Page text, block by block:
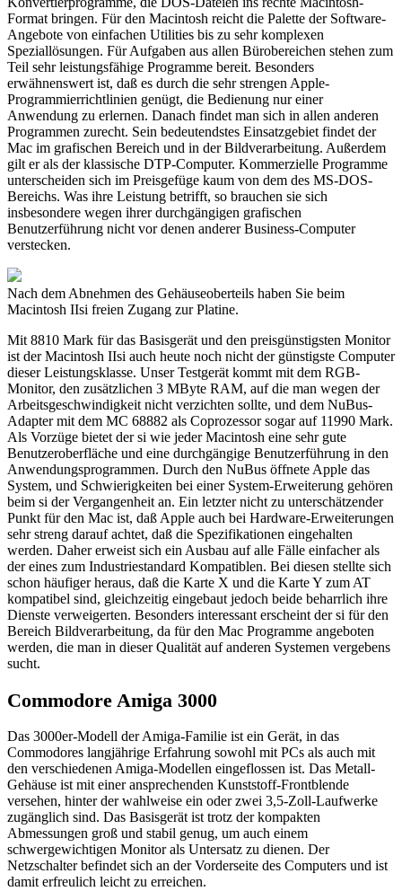
Format bringen. Für den Macintosh reicht die Palette der Software-
Angebote von einfachen Utilities bis zu sehr komplexen
Speziallösungen. Für Aufgaben aus allen Bürobereichen stehen zum
Teil sehr leistungsfähige Programme bereit. Besonders
erwähnenswert ist, daß es durch die sehr strengen Apple-
Programmierrichtlinien genügt, die Bedienung nur einer
Anwendung zu erlernen. Danach findet man sich in allen anderen
Programmen zurecht. Sein bedeutendstes Einsatzgebiet findet der
Mac im grafischen Bereich und in der Bildverarbeitung. Außerdem
gilt er als der klassische DTP-Computer. Kommerzielle Programme
unterscheiden sich im Preisgefüge kaum von dem des MS-DOS-
Bereichs. Was ihre Leistung betrifft, so brauchen sie sich
insbesondere wegen ihrer durchgängigen grafischen
Benutzerführung nicht vor denen anderer Business-Computer
verstecken.
Nach dem Abnehmen des Gehäuseoberteils haben Sie beim
Macintosh IIsi freien Zugang zur Platine.
Mit 8810 Mark für das Basisgerät und den preisgünstigsten Monitor
ist der Macintosh IIsi auch heute noch nicht der günstigste Computer
dieser Leistungsklasse. Unser Testgerät kommt mit dem RGB-
Monitor, den zusätzlichen 3 MByte RAM, auf die man wegen der
Arbeitsgeschwindigkeit nicht verzichten sollte, und dem NuBus-
Adapter mit dem MC 68882 als Coprozessor sogar auf 11990 Mark.
Als Vorzüge bietet der si wie jeder Macintosh eine sehr gute
Benutzeroberfläche und eine durchgängige Benutzerführung in den
Anwendungsprogrammen. Durch den NuBus öffnete Apple das
System, und Schwierigkeiten bei einer System-Erweiterung gehören
beim si der Vergangenheit an. Ein letzter nicht zu unterschätzender
Punkt für den Mac ist, daß Apple auch bei Hardware-Erweiterungen
sehr streng darauf achtet, daß die Spezifikationen eingehalten
werden. Daher erweist sich ein Ausbau auf alle Fälle einfacher als
der eines zum Industriestandard Kompatiblen. Bei diesen stellte sich
schon häufiger heraus, daß die Karte X und die Karte Y zum AT
kompatibel sind, gleichzeitig eingebaut jedoch beide beharrlich ihre
Dienste verweigerten. Besonders interessant erscheint der si für den
Bereich Bildverarbeitung, da für den Mac Programme angeboten
werden, die man in dieser Qualität auf anderen Systemen vergebens
sucht.
Commodore Amiga 3000
Das 3000er-Modell der Amiga-Familie ist ein Gerät, in das
Commodores langjährige Erfahrung sowohl mit PCs als auch mit
den verschiedenen Amiga-Modellen eingeflossen ist. Das Metall-
Gehäuse ist mit einer ansprechenden Kunststoff-Frontblende
versehen, hinter der wahlweise ein oder zwei 3,5-Zoll-Laufwerke
zugänglich sind. Das Basisgerät ist trotz der kompakten
Abmessungen groß und stabil genug, um auch einem
schwergewichtigen Monitor als Untersatz zu dienen. Der
Netzschalter befindet sich an der Vorderseite des Computers und ist
damit erfreulich leicht zu erreichen.